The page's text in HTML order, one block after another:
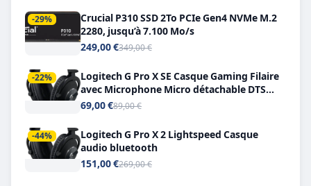
-29%
Crucial P310 SSD 2To PCIe Gen4 NVMe M.2
2280, jusqu’à 7.100 Mo/s
249,00 €349,00 €
-22%
Logitech G Pro X SE Casque Gaming Filaire
avec Microphone Micro détachable DTS
Headphone X 7.1
69,00 €89,00 €
-44%
Logitech G Pro X 2 Lightspeed Casque
audio bluetooth
151,00 €269,00 €